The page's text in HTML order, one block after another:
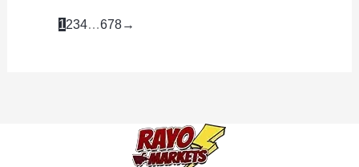
1234…678→